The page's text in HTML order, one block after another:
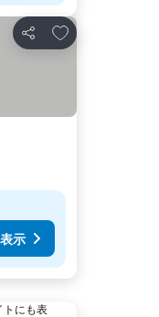
シェア
お気に入りに追加
示
トにも表